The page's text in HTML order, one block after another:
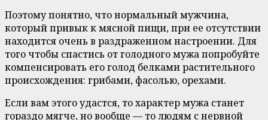
Поэтому понятно, что нормальный мужчина,
который привык к мясной пищи, при ее отсутствии
находится очень в раздраженном настроении. Для
того чтобы спастись от голодного мужа попробуйте
компенсировать его голод белками растительного
происхождения: грибами, фасолью, орехами.
Если вам этого удастся, то характер мужа станет
гораздо мягче, но вообще — то людям с нервной